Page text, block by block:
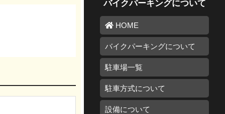
バイクパーキングについて
HOME
バイクパーキングについて
駐車場一覧
駐車方式について
設備について